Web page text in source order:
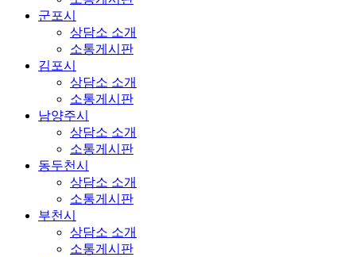
군포시
상담소 소개
소통게시판
김포시
상담소 소개
소통게시판
남양주시
상담소 소개
소통게시판
동두천시
상담소 소개
소통게시판
부천시
상담소 소개
소통게시판